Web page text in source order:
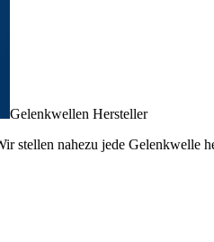
Gelenkwellen Hersteller
stellen nahezu jede Gelenkwelle